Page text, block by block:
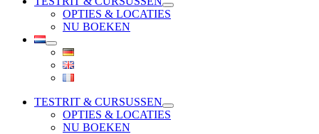
OPTIES & LOCATIES
NU BOEKEN
TESTRIT & CURSUSSEN
OPTIES & LOCATIES
NU BOEKEN